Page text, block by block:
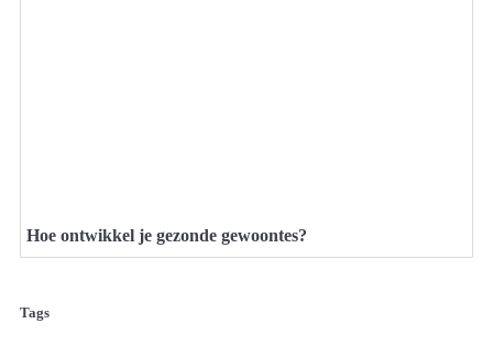
Hoe ontwikkel je gezonde gewoontes?
Tags